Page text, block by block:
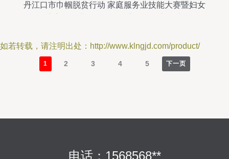
丹江口市巾帼脱贫行动 家庭服务业技能大赛暨妇女
如若转载，请注明出处：http://www.klngjd.com/product/
1 2 3 4 5 下一页
电话：1568568**